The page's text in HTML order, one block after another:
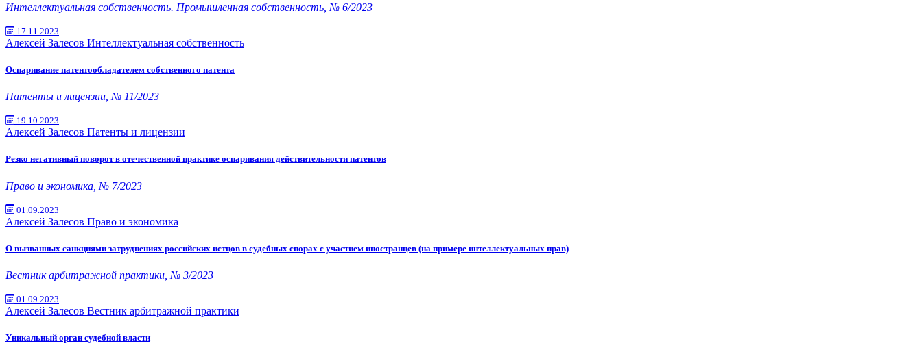
Интеллектуальная собственность. Промышленная собственность, № 6/2023
17.11.2023
Алексей Залесов Интеллектуальная собственность
Оспаривание патентообладателем собственного патента
Патенты и лицензии, № 11/2023
19.10.2023
Алексей Залесов Патенты и лицензии
Резко негативный поворот в отечественной практике оспаривания действительности патентов
Право и экономика, № 7/2023
01.09.2023
Алексей Залесов Право и экономика
О вызванных санкциями затруднениях российских истцов в судебных спорах с участием иностранцев (на примере интеллектуальных прав)
Вестник арбитражной практики, № 3/2023
01.09.2023
Алексей Залесов Вестник арбитражной практики
Уникальный орган судебной власти